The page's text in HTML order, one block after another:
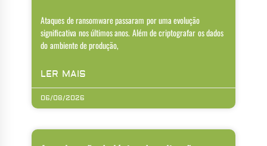
Ataques de ransomware passaram por uma evolução
significativa nos últimos anos. Além de criptografar os dados
do ambiente de produção,
LER MAIS
06/08/2026